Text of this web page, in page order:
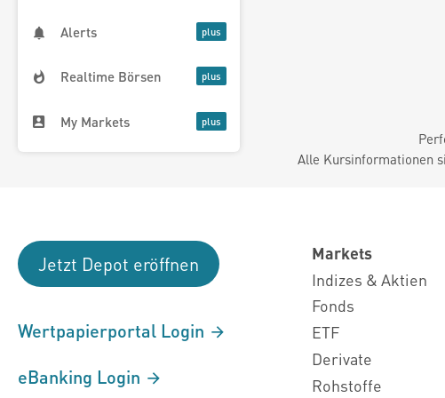
Alerts
Realtime Börsen
My Markets
Alle Kursinformationen
Jetzt Depot eröffnen
Wertpapierportal Login
eBanking Login
Markets
Indizes & Aktien
Fonds
ETF
Derivate
Rohstoffe